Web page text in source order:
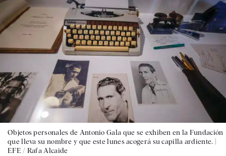
Objetos personales de Antonio Gala que se exhiben en la Fundación
que lleva su nombre y que este lunes acogerá su capilla ardiente. |
EFE / Rafa Alcaide